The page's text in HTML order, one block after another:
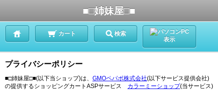
■□姉妹屋□■
カート 検索
PC
表示
プライバシーポリシー
■□姉妹屋□■(以下当ショップ)は、 GMOペパボ株式会社(以下サービス提供会社)
の提供するショッピングカートASPサービス カラーミーショップ(当サービス)